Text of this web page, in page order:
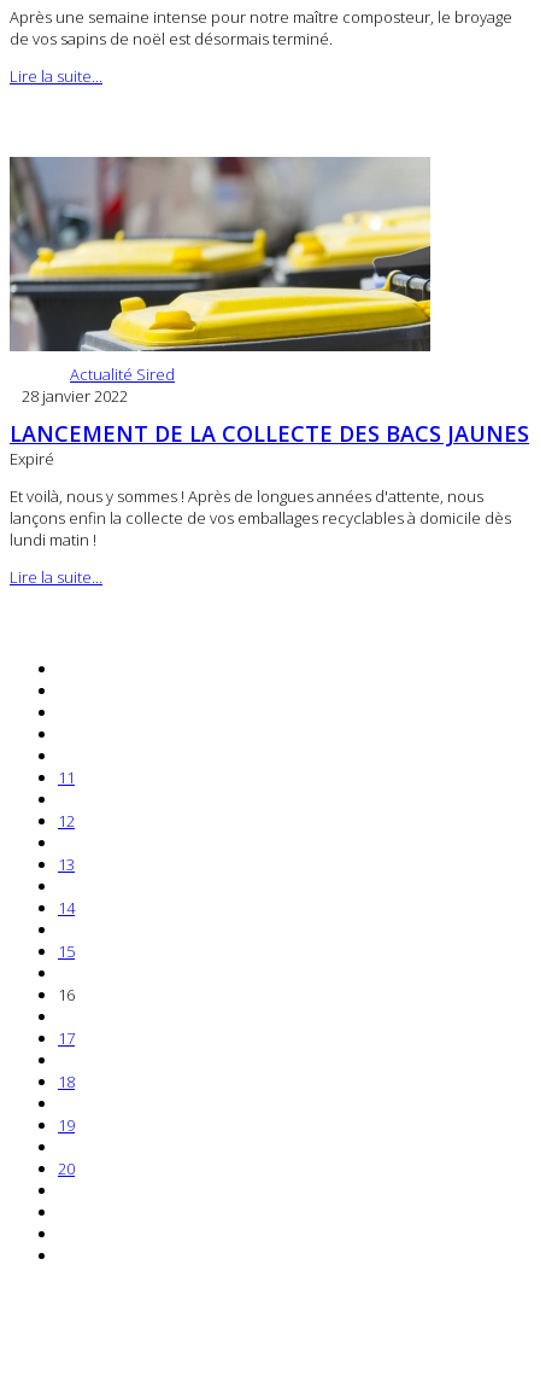
Après une semaine intense pour notre maître composteur, le broyage
de vos sapins de noël est désormais terminé.
Lire la suite...
Actualité Sired
28 janvier 2022
LANCEMENT DE LA COLLECTE DES BACS JAUNES
Expiré
Et voilà, nous y sommes ! Après de longues années d'attente, nous
lançons enfin la collecte de vos emballages recyclables à domicile dès
lundi matin !
Lire la suite...
11
12
13
14
15
16
17
18
19
20